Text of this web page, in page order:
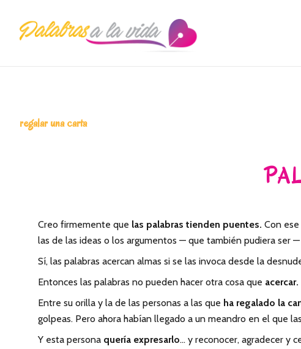
contenido
regalar una carta
Creo firmemente que las palabras tienden puentes. Con
las de las ideas o los argumentos — que también pudiera ser
Sí, las palabras acercan almas si se las invoca desde la
Entonces las palabras no pueden hacer otra cosa que acercar.
Entre su orilla y la de las personas a las que ha regalado la
golpeas. Pero ahora habían llegado a un meandro en el que
Y esta persona quería expresarlo… y reconocer, agradecer y